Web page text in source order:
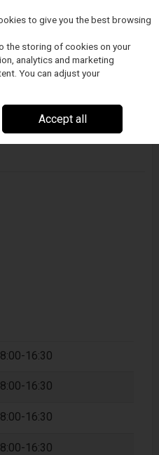
section
8:00-16:30
8:00-16:30
8:00-16:30
8:00-16:30
to give you the best browsing
the storing of cookies on your
analytics and marketing
You can adjust your
Accept all